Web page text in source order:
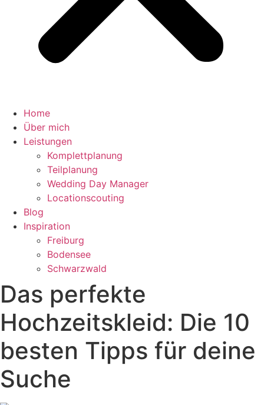
Home
Über mich
Leistungen
Komplettplanung
Teilplanung
Wedding Day Manager
Locationscouting
Blog
Inspiration
Freiburg
Bodensee
Schwarzwald
Das perfekte
Hochzeitskleid: Die 10
besten Tipps für deine
Suche